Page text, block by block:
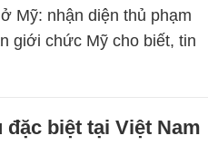
Mỹ: nhận diện thủ phạm
giới chức Mỹ cho biết, tin
biệt tại Việt Nam